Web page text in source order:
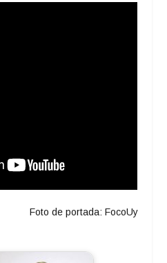
Foto de portada: FocoUy